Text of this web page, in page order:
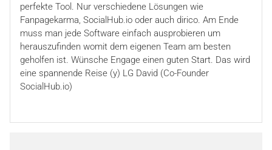
perfekte Tool. Nur verschiedene Lösungen wie
Fanpagekarma, SocialHub.io oder auch dirico. Am Ende
muss man jede Software einfach ausprobieren um
herauszufinden womit dem eigenen Team am besten
geholfen ist. Wünsche Engage einen guten Start. Das wird
eine spannende Reise (y) LG David (Co-Founder
SocialHub.io)